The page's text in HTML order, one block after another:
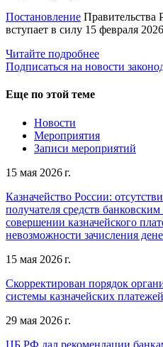
Постановление Правительства
вступает в силу 15 февраля
Читайте подробнее
Подписаться на новости
Еще по этой теме
Новости
Мероприятия
Записи мероприятий
15 мая 2026 г.
Казначейство России:
получателя средств
совершении казначейского
невозможности зачисления
15 мая 2026 г.
Скорректирован порядок
системы казначейских платежей
29 мая 2026 г.
ЦБ РФ дал рекомендации